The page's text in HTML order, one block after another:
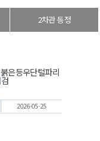
2차관 동정
은등우단털파리
2026-05-25